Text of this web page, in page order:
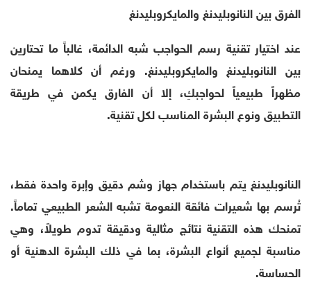
الفرق بين النانوبليدنغ والمايكروبليدنغ
عند اختيار تقنية رسم الحواجب شبه الدائمة، غالباً ما تحتارين
بين النانوبليدنغ والمايكروبليدنغ. ورغم أن كلاهما يمنحان
مظهراً طبيعياً لحواجبكِ، إلا أن الفارق يكمن في طريقة
التطبيق ونوع البشرة المناسب لكل تقنية.
النانوبليدنغ يتم باستخدام جهاز وشم دقيق وإبرة واحدة فقط،
تُرسم بها شعيرات فائقة النعومة تشبه الشعر الطبيعي تماماً.
تمنحك هذه التقنية نتائج مثالية ودقيقة تدوم طويلاً، وهي
مناسبة لجميع أنواع البشرة، بما في ذلك البشرة الدهنية أو
الحساسة.